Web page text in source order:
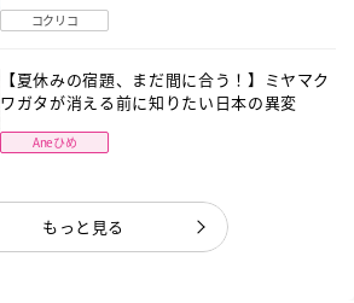
コクリコ
【夏休みの宿題、まだ間に合う！】ミヤマク
ワガタが消える前に知りたい日本の異変
Aneひめ
もっと見る